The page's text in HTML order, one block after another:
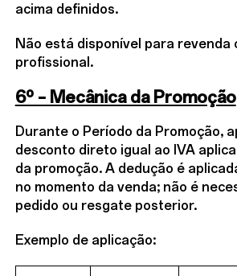
acima definidos.
Não está disponível para revenda
profissional.
6º – Mecânica da Promoção
Durante o Período da Promoção,
desconto direto igual ao IVA
da promoção. A dedução é
no momento da venda; não é
pedido ou resgate posterior.
Exemplo de aplicação: